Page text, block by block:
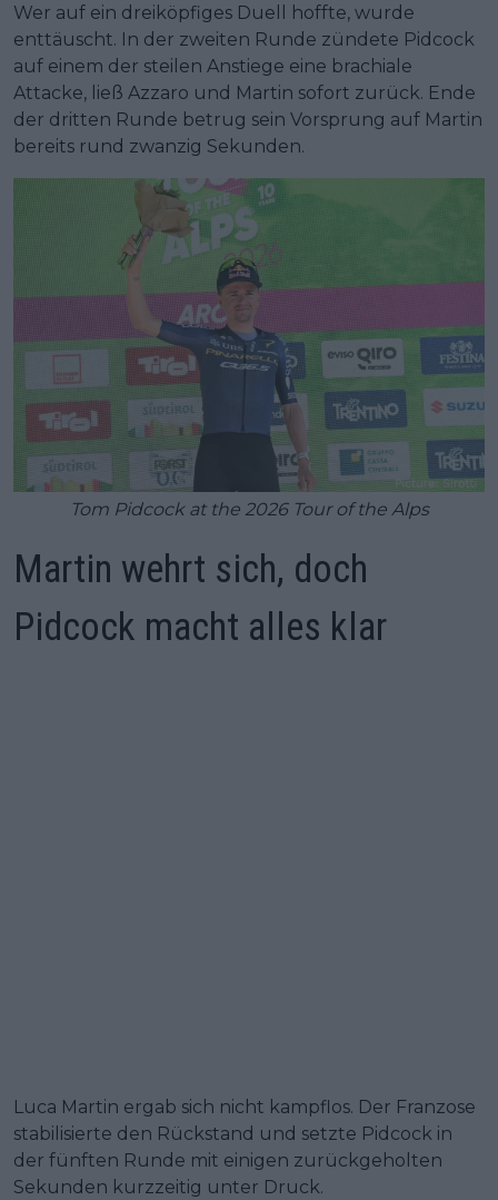
Wer auf ein dreiköpfiges Duell hoffte, wurde
enttäuscht. In der zweiten Runde zündete Pidcock
auf einem der steilen Anstiege eine brachiale
Attacke, ließ Azzaro und Martin sofort zurück. Ende
der dritten Runde betrug sein Vorsprung auf Martin
bereits rund zwanzig Sekunden.
Tom Pidcock at the 2026 Tour of the Alps
Martin wehrt sich, doch
Pidcock macht alles klar
Luca Martin ergab sich nicht kampflos. Der Franzose
stabilisierte den Rückstand und setzte Pidcock in
der fünften Runde mit einigen zurückgeholten
Sekunden kurzzeitig unter Druck.